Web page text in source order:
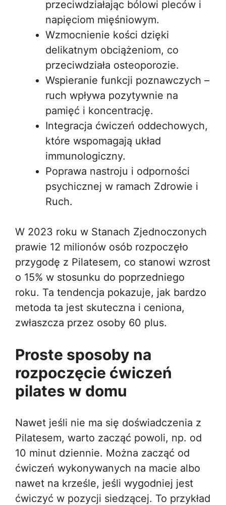
przeciwdziałając bólowi pleców i
napięciom mięśniowym.
Wzmocnienie kości dzięki
delikatnym obciążeniom, co
przeciwdziała osteoporozie.
Wspieranie funkcji poznawczych –
ruch wpływa pozytywnie na
pamięć i koncentrację.
Integracja ćwiczeń oddechowych,
które wspomagają układ
immunologiczny.
Poprawa nastroju i odporności
psychicznej w ramach Zdrowie i
Ruch.
W 2023 roku w Stanach Zjednoczonych
prawie 12 milionów osób rozpoczęło
przygodę z Pilatesem, co stanowi wzrost
o 15% w stosunku do poprzedniego
roku. Ta tendencja pokazuje, jak bardzo
metoda ta jest skuteczna i ceniona,
zwłaszcza przez osoby 60 plus.
Proste sposoby na
rozpoczęcie ćwiczeń
pilates w domu
Nawet jeśli nie ma się doświadczenia z
Pilatesem, warto zacząć powoli, np. od
10 minut dziennie. Można zacząć od
ćwiczeń wykonywanych na macie albo
nawet na krześle, jeśli wygodniej jest
ćwiczyć w pozycji siedzącej. To przykład